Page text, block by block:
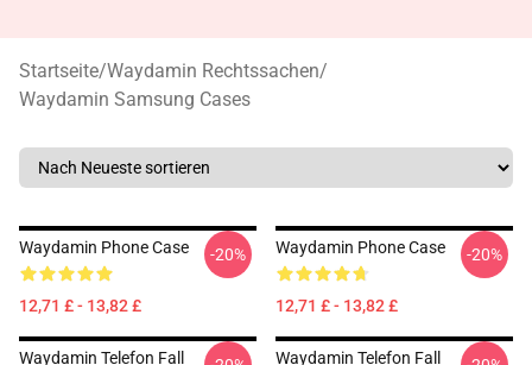
Startseite/Waydamin Rechtssachen/
Waydamin Samsung Cases
Waydamin Phone Case
12,71 £ - 13,82 £
-20% Waydamin Phone Case
12,71 £ - 13,82 £
-20%
Waydamin Telefon Fall Waydamin Telefon Fall